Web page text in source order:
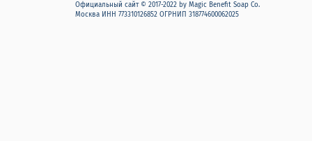
Официальный сайт © 2017-2022 by Magic Benefit Soap Co.
Москва ИНН 773310126852 ОГРНИП 318774600062025